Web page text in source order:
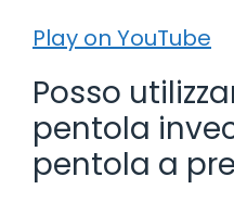
Play on YouTube
Posso
pentola
pentola a